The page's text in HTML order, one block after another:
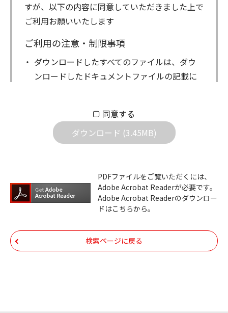
すが、以下の内容に同意していただきました上で
ご利用お願いいたします
ご利用の注意・制限事項
ダウンロードしたすべてのファイルは、ダウ
ンロードしたドキュメントファイルの記載に
社は一切の責任を負いません。また、ファイ
ルの内容などの変更は一切行わないでくださ
機器のコントロールコマンドの仕様書、およ
びその他すべてのダウンロードファイルにつ
いての著作権を含むすべての権利は、アイコ
帰属します。ダウンロードしたファイルは、
個人で使用される以外にはご使用できませ
同意する
ダウンロード (3.45MB)
PDFファイルをご覧いただくには、
Adobe Acrobat Readerが必要です。
Adobe Acrobat Readerのダウンロー
ドはこちらから。
検索ページに戻る